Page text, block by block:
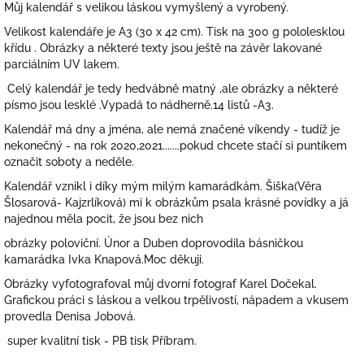
Můj kalendář s velikou láskou vymyšlený a vyrobený.
Velikost kalendáře je A3 (30 x 42 cm). Tisk na 300 g pololesklou
křídu . Obrázky a některé texty jsou ještě na závěr lakované
parciálním UV lakem.
Celý kalendář je tedy hedvábně matný ,ale obrázky a některé
písmo jsou lesklé .Vypadá to nádherně.14 listů -A3.
Kalendář má dny a jména, ale nemá značené víkendy - tudíž je
nekonečný - na rok 2020,2021.......pokud chcete stačí si puntíkem
označit soboty a neděle.
Kalendář vznikl i díky mým milým kamarádkám. Šiška(Věra
Šlosarová- Kajzrlíková) mi k obrázkům psala krásné povídky a já
najednou měla pocit, že jsou bez nich
obrázky poloviční. Únor a Duben doprovodila básničkou
kamarádka Ivka Knapová.Moc děkuji.
Obrázky vyfotografoval můj dvorní fotograf Karel Dočekal.
Grafickou práci s láskou a velkou trpělivostí, nápadem a vkusem
provedla Denisa Jobová.
super kvalitní tisk - PB tisk Příbram.